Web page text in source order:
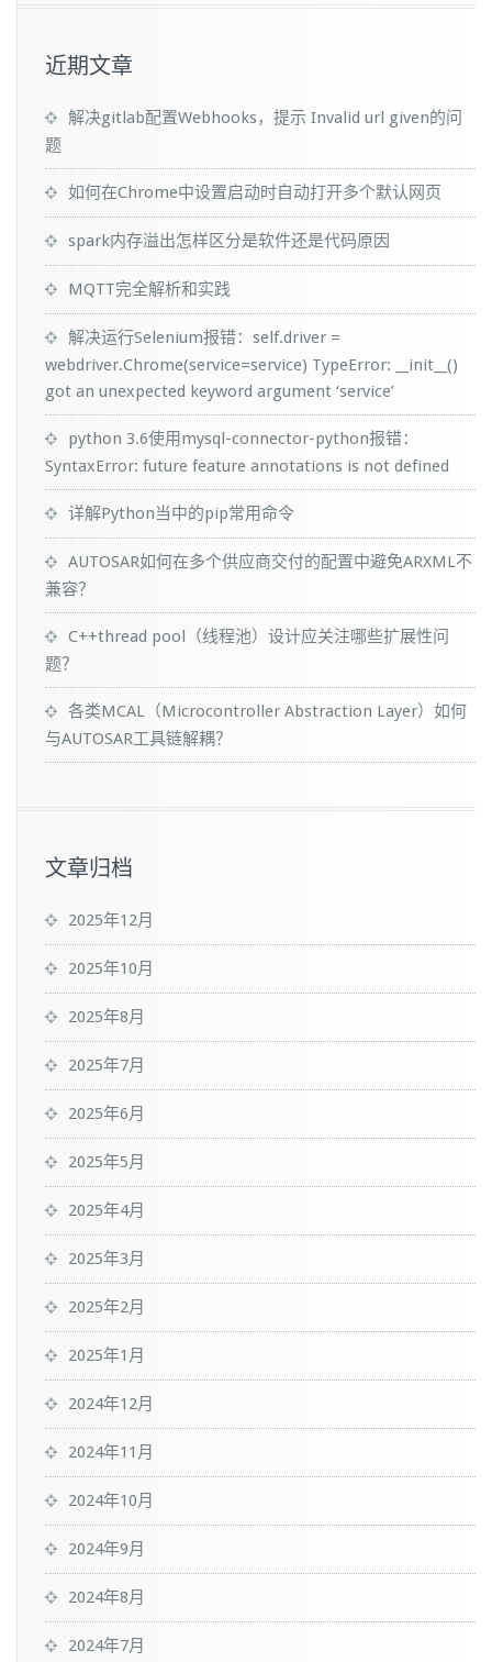
近期文章
解决gitlab配置Webhooks，提示 Invalid url given的问
题
如何在Chrome中设置启动时自动打开多个默认网页
spark内存溢出怎样区分是软件还是代码原因
MQTT完全解析和实践
解决运行Selenium报错：self.driver =
webdriver.Chrome(service=service) TypeError: __init__()
got an unexpected keyword argument ‘service’
python 3.6使用mysql-connector-python报错：
SyntaxError: future feature annotations is not defined
详解Python当中的pip常用命令
AUTOSAR如何在多个供应商交付的配置中避免ARXML不
兼容？
C++thread pool（线程池）设计应关注哪些扩展性问
题？
各类MCAL（Microcontroller Abstraction Layer）如何
与AUTOSAR工具链解耦？
文章归档
2025年12月
2025年10月
2025年8月
2025年7月
2025年6月
2025年5月
2025年4月
2025年3月
2025年2月
2025年1月
2024年12月
2024年11月
2024年10月
2024年9月
2024年8月
2024年7月